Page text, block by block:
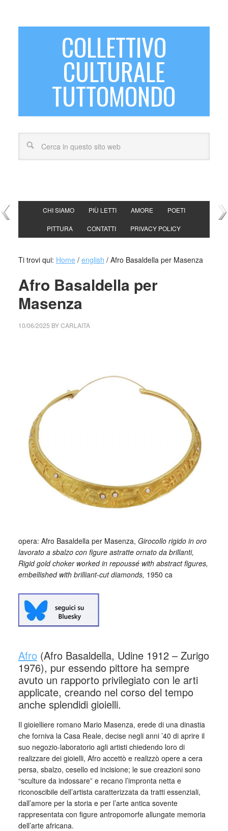
COLLETTIVO
CULTURALE
TUTTOMONDO
CHI SIAMO PIÙ LETTI AMORE POETI
PITTURA CONTATTI PRIVACY POLICY
Ti trovi qui: Home / english /Afro Basaldella per Masenza
Afro Basaldella per
Masenza
10/06/2025 BYCARLAITA
opera: Afro Basaldella per Masenza, Girocollo rigido in oro
lavorato a sbalzo con figure astratte ornato da brillanti,
Rigid gold choker worked in repoussé with abstract figures,
embellished with brilliant-cut diamonds, 1950 ca
Afro(Afro Basaldella, Udine 1912 – Zurigo
1976), pur essendo pittore ha sempre
avuto un rapporto privilegiato con le arti
applicate, creando nel corso del tempo
anche splendidi gioielli.
Il gioielliere romano Mario Masenza, erede di una dinastia
che forniva la Casa Reale, decise negli anni ’40 di aprire il
suo negozio-laboratorio agli artisti chiedendo loro di
realizzare dei gioielli, Afro accettò e realizzò opere a cera
persa, sbalzo, cesello ed incisione; le sue creazioni sono
“sculture da indossare” e recano l’impronta netta e
riconoscibile dell’artista caratterizzata da tratti essenziali,
dall’amore per la storia e per l’arte antica sovente
rappresentata con figure antropomorfe allungate memoria
dell’arte africana.